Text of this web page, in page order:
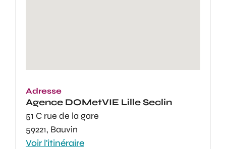
Adresse
Agence DOMetVIE Lille Seclin
51 C rue de la gare
59221, Bauvin
Voir l'itinéraire